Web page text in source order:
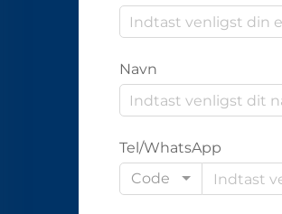
Navn
Tel/WhatsApp
Code